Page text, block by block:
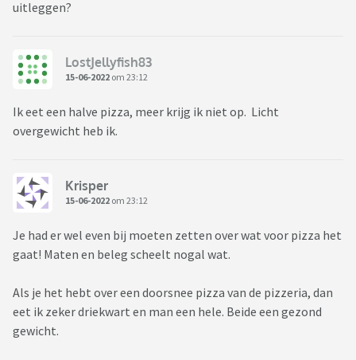
uitleggen?
LostJellyfish83
15-06-2022 om 23:12
Ik eet een halve pizza, meer krijg ik niet op. Licht
overgewicht heb ik.
Krisper
15-06-2022 om 23:12
Je had er wel even bij moeten zetten over wat voor pizza het
gaat! Maten en beleg scheelt nogal wat.
Als je het hebt over een doorsnee pizza van de pizzeria, dan
eet ik zeker driekwart en man een hele. Beide een gezond
gewicht.